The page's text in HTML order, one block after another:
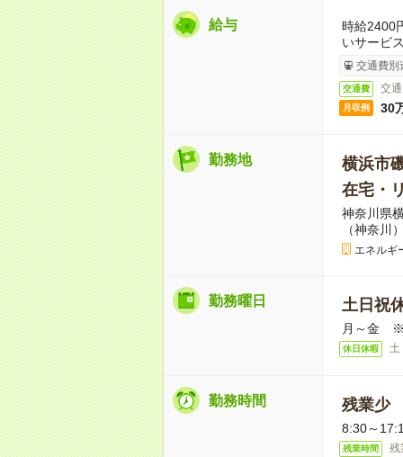
給与
時給2400
いサービ
交通費別
交通費 交
月収例 30
勤務地
横浜市
在宅・
神奈川県
（神奈川
エネルギ
勤務曜日 土日祝
月～金 ※
休日休暇
勤務時間 残業少
8:30～
残業時間 残